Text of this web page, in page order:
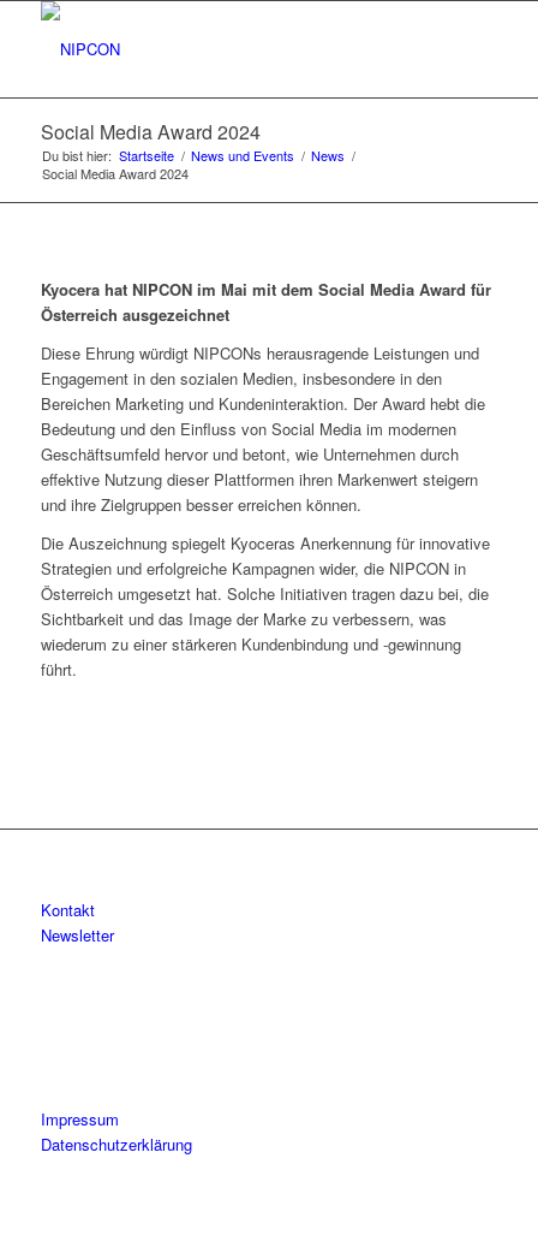
Social Media Award 2024
Du bist hier: Startseite / News und Events / News /
Social Media Award 2024
Kyocera hat NIPCON im Mai mit dem Social Media Award für
Österreich ausgezeichnet
Diese Ehrung würdigt NIPCONs herausragende Leistungen und
Engagement in den sozialen Medien, insbesondere in den
Bereichen Marketing und Kundeninteraktion. Der Award hebt die
Bedeutung und den Einfluss von Social Media im modernen
Geschäftsumfeld hervor und betont, wie Unternehmen durch
effektive Nutzung dieser Plattformen ihren Markenwert steigern
und ihre Zielgruppen besser erreichen können.
Die Auszeichnung spiegelt Kyoceras Anerkennung für innovative
Strategien und erfolgreiche Kampagnen wider, die NIPCON in
Österreich umgesetzt hat. Solche Initiativen tragen dazu bei, die
Sichtbarkeit und das Image der Marke zu verbessern, was
wiederum zu einer stärkeren Kundenbindung und -gewinnung
führt.
Kontakt
Newsletter
Impressum
Datenschutzerklärung